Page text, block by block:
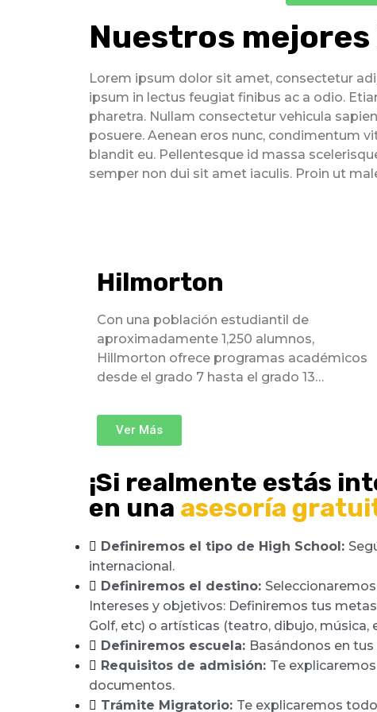
Nuestros
Lorem ipsum dolor sit amet, consectetur
ipsum in lectus feugiat finibus ac a odio.
pharetra. Nullam consectetur vehicula
posuere. Aenean eros nunc, condimentum
blandit eu. Pellentesque id massa
semper non dui sit amet iaculis. Proin ut
Hilmorton
Con una población estudiantil de
aproximadamente 1,250 alumnos,
Hillmorton ofrece programas académicos
desde el grado 7 hasta el grado 13…
Ver Más
Internado de Nueva
Internado de Nueva
¡Si realmente estás
en una asesoría
Definiremos el tipo de High School:
internacional.
Definiremos el destino:
Intereses y objetivos: Definiremos tus
Golf, etc) o artísticas (teatro, dibujo,
Definiremos escuela: Basándonos en
Requisitos de admisión: Te
documentos.
Trámite Migratorio: Te explicaremos